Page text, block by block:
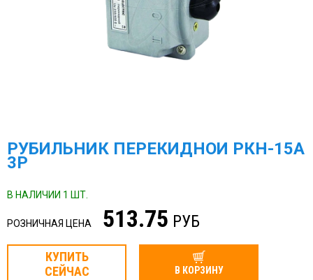
РУБИЛЬНИК ПЕРЕКИДНОЙ РКН-15А
3Р
В НАЛИЧИИ 1 ШТ.
РОЗНИЧНАЯ ЦЕНА 513.75 РУБ
КУПИТЬ
СЕЙЧАС
В КОРЗИНУ